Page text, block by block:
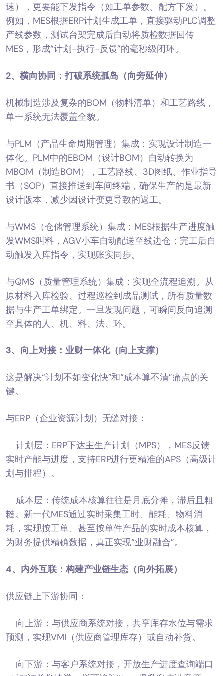
速），更要能下发指令（如工单参数、配方下发）。
例如，MES根据ERP计划生成工单，直接驱动PLC调整
产线参数，测试台架完成后自动将质检数据回传
MES，形成“计划-执行-反馈”的毫秒级闭环。
2、 横向协同：打破系统孤岛（向旁延伸）
机械制造涉及复杂的BOM（物料清单）和工艺路线，
单一系统无法覆盖全貌。
与PLM（产品生命周期管理）集成：实现设计制造一
体化。PLM中的EBOM（设计BOM）自动转换为
MBOM（制造BOM），工艺路线、3D图纸、作业指导
书（SOP）直接推送到车间终端，确保生产的是最新
设计版本，减少因设计变更导致的返工。
与WMS（仓储管理系统）集成：MES根据生产进度触
发WMS叫料，AGV小车自动配送至线边仓；完工后自
动触发入库指令，实现账实同步。
与QMS（质量管理系统）集成：实现全流程追溯。从
原材料入库检验、过程巡检到成品测试，所有质量数
据与生产工单绑定。一旦发现问题，可瞬间反向追溯
至具体的人、机、料、法、环。
3、 向上对接：业财一体化（向上支撑）
这是解决“计划不如变化快”和“成本算不清”痛点的关
键。
与ERP（企业资源计划）无缝对接：
计划层：ERP下达主生产计划（MPS），MES反馈
实时产能与进度，支持ERP进行更精准的APS（高级计
划与排程）。
成本层：传统成本核算往往是月底分摊，滞后且粗
糙。新一代MES通过实时采集工时、能耗、物料消
耗，实现按工单、甚至按单件产品的实时成本核算，
为财务提供精确数据，真正实现“业财融合”。
4、 内外互联：构建产业链生态（向外拓展）
供应链上下游协同：
向上游：与供应商系统对接，共享库存水位与需求
预测，实现VMI（供应商管理库存）或自动补货。
向下游：与客户系统对接，开放生产进度查询端口